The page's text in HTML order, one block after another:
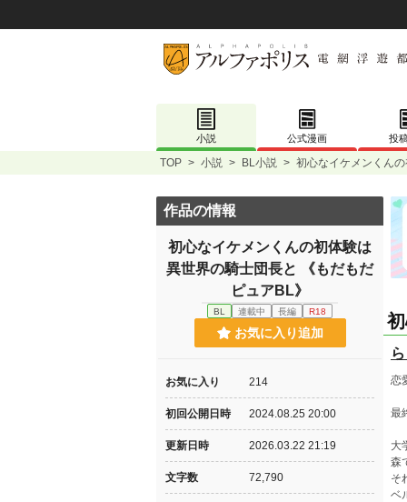
小説 公式漫画 投
TOP > 小説 > BL小説 > 初心なイケメンくん
恋
最
大
森
そ
ベ
作品の情報
初心なイケメンくんの初体験は
異世界の騎士団長と 《もだもだ
ピュアBL》
BL 連載中 長編 R18
お気に入り追加
お気に入り 214
初回公開日時 2024.08.25 20:00
更新日時 2026.03.22 21:19
文字数 72,790